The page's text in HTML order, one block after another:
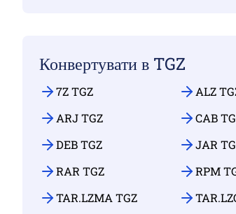
Конвертувати в TGZ
7Z TGZ ALZ
ARJ TGZ
CAB
DEB TGZ
JAR
RAR TGZ
RPM
TAR.LZMA TGZ